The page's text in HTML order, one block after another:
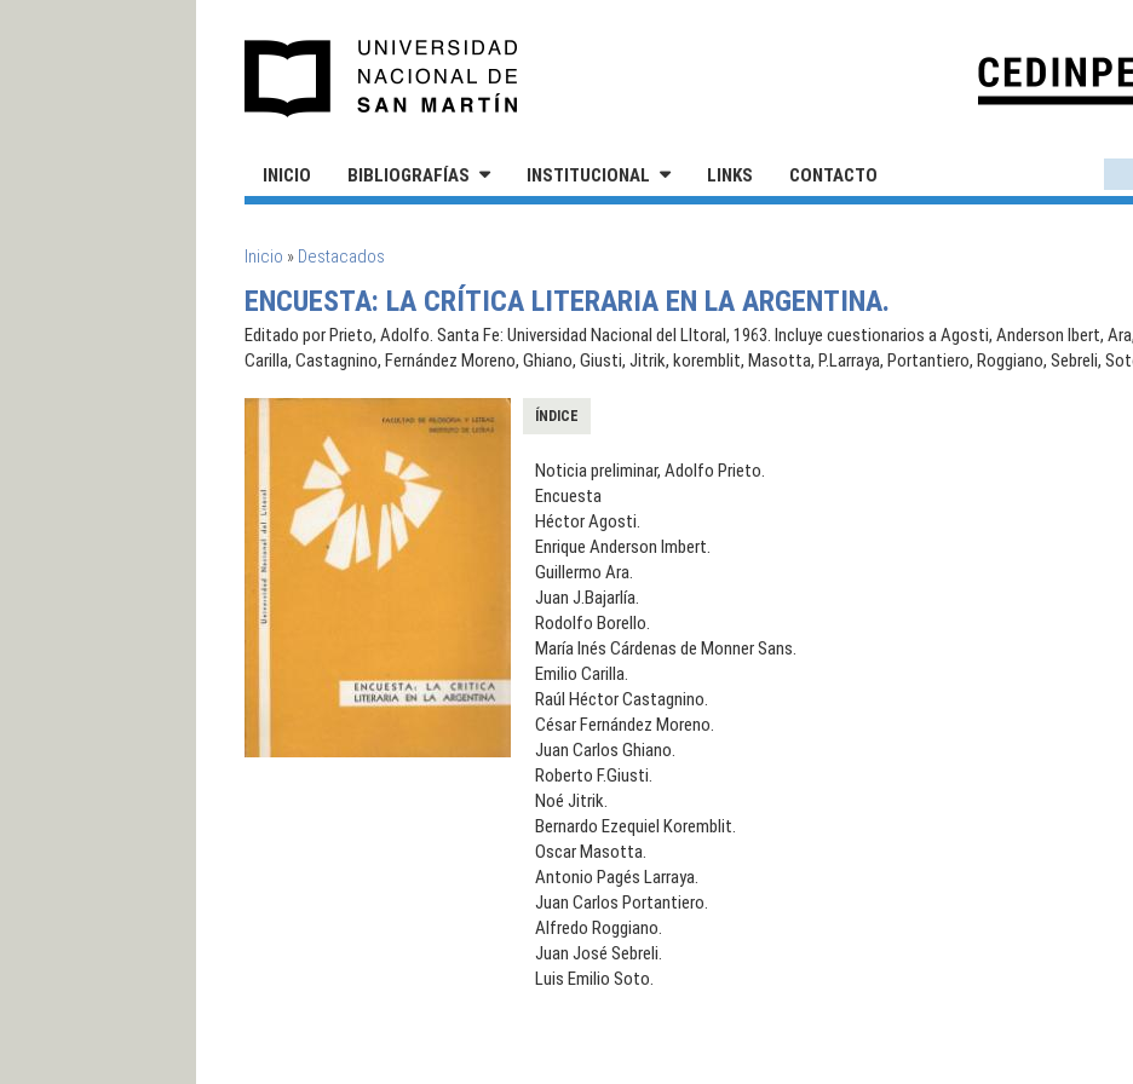
INICIO BIBLIOGRAFÍAS INSTITUCIONAL LINKS CONTACTO
SE ENCUENTRA USTED AQUÍ
Inicio » Destacados
ENCUESTA: LA CRÍTICA LITERARIA EN LA ARGENTINA.
Editado por Prieto, Adolfo. Santa Fe: Universidad Nacional del LItoral, 1963. Incluye cuestionarios a Agosti, Anderson Ibert,
Carilla, Castagnino, Fernández Moreno, Ghiano, Giusti, Jitrik, koremblit, Masotta, P.Larraya, Portantiero, Roggiano, Sebreli,
ÍNDICE
Noticia preliminar, Adolfo Prieto.
Encuesta
Héctor Agosti.
Enrique Anderson Imbert.
Guillermo Ara.
Juan J.Bajarlía.
Rodolfo Borello.
María Inés Cárdenas de Monner Sans.
Emilio Carilla.
Raúl Héctor Castagnino.
César Fernández Moreno.
Juan Carlos Ghiano.
Roberto F.Giusti.
Noé Jitrik.
Bernardo Ezequiel Koremblit.
Oscar Masotta.
Antonio Pagés Larraya.
Juan Carlos Portantiero.
Alfredo Roggiano.
Juan José Sebreli.
Luis Emilio Soto.